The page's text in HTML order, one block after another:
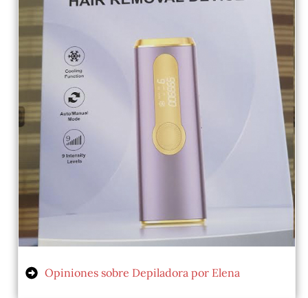
Opiniones sobre Depiladora por Elena